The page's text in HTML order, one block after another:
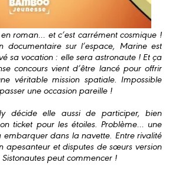
roman… et c’est carrément cosmique !
documentaire sur l’espace, Marine est
sa vocation : elle sera astronaute ! Et ça
concours vient d’être lancé pour offrir
véritable mission spatiale. Impossible
une occasion pareille !
décide elle aussi de participer, bien
ticket pour les étoiles. Problème… une
dans la navette. Entre rivalité
apesanteur et disputes de sœurs version
peut commencer !